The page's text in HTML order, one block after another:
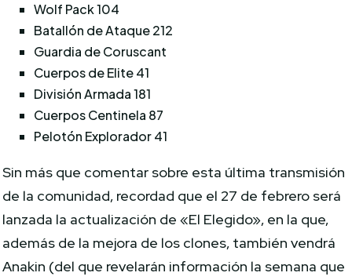
Wolf Pack 104
Batallón de Ataque 212
Guardia de Coruscant
Cuerpos de Elite 41
División Armada 181
Cuerpos Centinela 87
Pelotón Explorador 41
Sin más que comentar sobre esta última transmisión
de la comunidad, recordad que el 27 de febrero será
lanzada la actualización de «El Elegido», en la que,
además de la mejora de los clones, también vendrá
Anakin (del que revelarán información la semana que